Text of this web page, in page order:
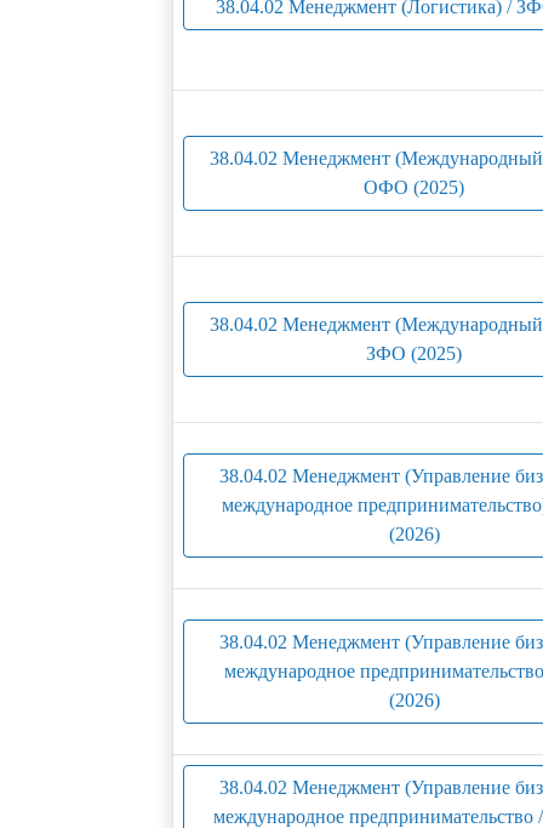
38.04.02 Менеджмент (Логистика) /
38.04.02 Менеджмент (Международный
ОФО (2025)
38.04.02 Менеджмент (Международный
ЗФО (2025)
38.04.02 Менеджмент (Управление
международное
(2026)
38.04.02 Менеджмент (Управление
международное
(2026)
38.04.02 Менеджмент (Управление
международное предпринимательство